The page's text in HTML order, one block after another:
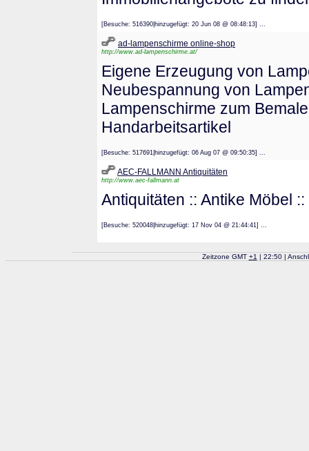
[Besuche: 516390|hinzugefügt: 20 Jun 08 @ 08:48:13] ...
ad-lampenschirme online-shop
http://www.ad-lampenschirme.at/
Eigene Erzeugung von
Neubespannung von
Lampenschirme zum
Handarbeitsartikel
[Besuche: 517691|hinzugefügt: 06 Aug 07 @ 09:50:35] ...
AEC-FALLMANN Antiquitäten
http://www.aec-fallmann.at
Antiquitäten :: Antike Möbel
[Besuche: 520048|hinzugefügt: 17 Nov 04 @ 21:44:41] ...
Zeitzone GMT +1 | 22:50 |